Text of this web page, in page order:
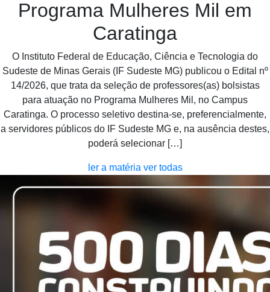
Programa Mulheres Mil em
Caratinga
O Instituto Federal de Educação, Ciência e Tecnologia do
Sudeste de Minas Gerais (IF Sudeste MG) publicou o Edital nº
14/2026, que trata da seleção de professores(as) bolsistas
para atuação no Programa Mulheres Mil, no Campus
Caratinga. O processo seletivo destina-se, preferencialmente,
a servidores públicos do IF Sudeste MG e, na ausência destes,
poderá selecionar […]
ler a matéria ver todas